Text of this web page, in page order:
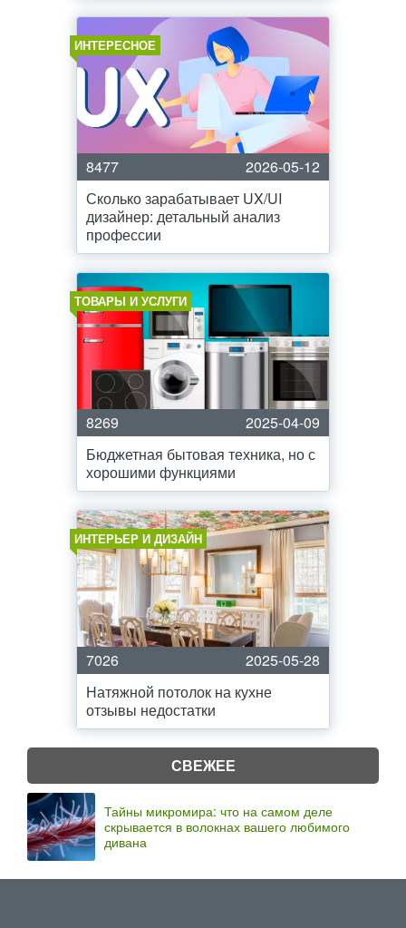
ИНТЕРЕСНОЕ
8477
2026-05-12
Сколько зарабатывает UX/UI
дизайнер: детальный анализ
профессии
ТОВАРЫ И УСЛУГИ
8269
2025-04-09
Бюджетная бытовая техника, но с
хорошими функциями
ИНТЕРЬЕР И ДИЗАЙН
7026
2025-05-28
Натяжной потолок на кухне
отзывы недостатки
СВЕЖЕЕ
Тайны микромира: что на самом деле
скрывается в волокнах вашего любимого
дивана